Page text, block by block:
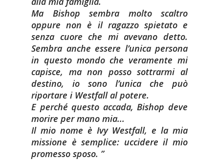
Ma Bishop sembra molto scaltro
oppure non è il ragazzo spietato e
senza cuore che mi avevano detto.
Sembra anche essere l’unica persona
in questo mondo che veramente mi
capisce, ma non posso sottrarmi al
destino, io sono l’unica che può
riportare i Westfall al potere.
E perché questo accada, Bishop deve
morire per mano mia...
Il mio nome è Ivy Westfall, e la mia
missione è semplice: uccidere il mio
promesso sposo.